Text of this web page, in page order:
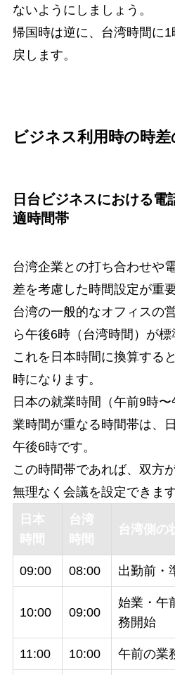
ないようにしましょう。
帰国時は逆に、台湾時間に
戻します。
ビジネス利用時の時
日台ビジネスにおける電
適時間帯
台湾企業との打ち合わせや
差を考慮した時間設定が重要
台湾の一般的なオフィスの
ら午後6時（台湾時間）が標
これを日本時間に換算する
時になります。
日本の就業時間（午前9時
業時間が重なる時間帯は、
午後6時です。
この時間帯であれば、双方
無理なく会議を設定できます
日本
時間
台湾
時間
台湾側の
09:00 08:00 出勤前・
10:00 09:00
始業・午
務開始
11:00 10:00 午前の業